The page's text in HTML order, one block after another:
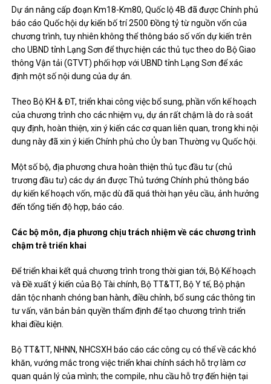
Dự án nâng cấp đoạn Km18-Km80, Quốc lộ 4B đã được Chính phủ
báo cáo Quốc hội dự kiến ​​bố trí 2500 Đồng tỷ từ nguồn vốn của
chương trình, tuy nhiên không thể thông báo số vốn dự kiến ​​trên
cho UBND tỉnh Lạng Sơn để thực hiện các thủ tục theo do Bộ Giao
thông Vận tải (GTVT) phối hợp với UBND tỉnh Lạng Sơn để xác
định một số nội dung của dự án.
Theo Bộ KH & ĐT, triển khai công việc bổ sung, phần vốn kế hoạch
của chương trình cho các nhiệm vụ, dự án rất chậm là do rà soát
quy định, hoàn thiện, xin ý kiến ​​các cơ quan liên quan, trong khi nội
dung này đã xin ý kiến ​​Chính phủ cho Ủy ban Thường vụ Quốc hội.
Một số bộ, địa phương chưa hoàn thiện thủ tục đầu tư (chủ
trương đầu tư) các dự án được Thủ tướng Chính phủ thông báo
dự kiến ​​kế hoạch vốn, mặc dù đã quá thời hạn yêu cầu, ảnh hưởng
đến tổng tiến độ hợp, báo cáo.
Các bộ môn, địa phương chịu trách nhiệm về các chương trình
chậm trễ triển khai
Để triển khai kết quả chương trình trong thời gian tới, Bộ Kế hoạch
và Đề xuất ý kiến ​​của Bộ Tài chính, Bộ TT&TT, Bộ Y tế, Bộ phận
dân tộc nhanh chóng ban hành, điều chỉnh, bổ sung các thông tin
tư vấn, văn bản bản quyền thẩm định để tạo chương trình triển
khai điều kiện.
Bộ TT&TT, NHNN, NHCSXH báo cáo các công cụ có thể về các khó
khăn, vướng mắc trong việc triển khai chính sách hỗ trợ làm cơ
quan quản lý của mình; the compile, nhu cầu hỗ trợ đến hiện tại